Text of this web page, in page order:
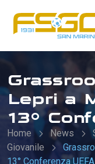
Lepri a
13°
Home News
Giovanile
13° Conferenza UEFA